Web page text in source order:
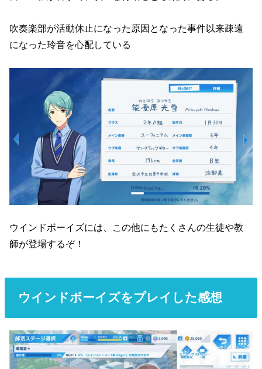
吹奏楽部が活動休止になった原因となった事件以来疎遠
になった玲音を心配している
ウインドボーイズには、この他にもたくさんの生徒や教
師が登場するぞ！
ウインドボーイズをプレイした感想